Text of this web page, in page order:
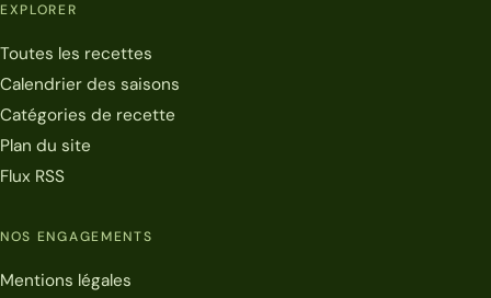
EXPLORER
Toutes les recettes
Calendrier des saisons
Catégories de recette
Plan du site
Flux RSS
NOS ENGAGEMENTS
Mentions légales